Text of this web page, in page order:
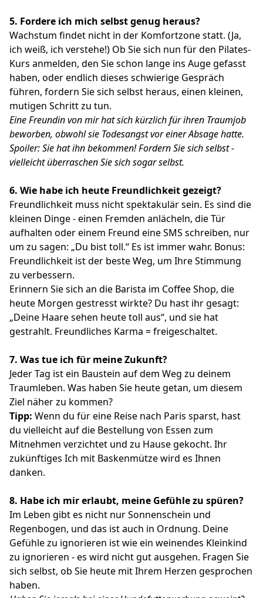
5. Fordere ich mich selbst genug heraus?
Wachstum findet nicht in der Komfortzone statt. (Ja,
ich weiß, ich verstehe!) Ob Sie sich nun für den Pilates-
Kurs anmelden, den Sie schon lange ins Auge gefasst
haben, oder endlich dieses schwierige Gespräch
führen, fordern Sie sich selbst heraus, einen kleinen,
mutigen Schritt zu tun.
Eine Freundin von mir hat sich kürzlich für ihren Traumjob
beworben, obwohl sie Todesangst vor einer Absage hatte.
Spoiler: Sie hat ihn bekommen!Fordern Sie sich selbst -
vielleicht überraschen Sie sich sogar selbst.
6. Wie habe ich heute Freundlichkeit gezeigt?
Freundlichkeit muss nicht spektakulär sein. Es sind die
kleinen Dinge - einen Fremden anlächeln, die Tür
aufhalten oder einem Freund eine SMS schreiben, nur
um zu sagen: „Du bist toll.“ Es ist immer wahr. Bonus:
Freundlichkeit ist der beste Weg, um Ihre Stimmung
zu verbessern.
Erinnern Sie sich an die Barista im Coffee Shop, die
heute Morgen gestresst wirkte? Du hast ihr gesagt:
„Deine Haare sehen heute toll aus“, und sie hat
gestrahlt. Freundliches Karma = freigeschaltet.
7. Was tue ich für meine Zukunft?
Jeder Tag ist ein Baustein auf dem Weg zu deinem
Traumleben. Was haben Sie heute getan, um diesem
Ziel näher zu kommen?
Tipp: Wenn du für eine Reise nach Paris sparst, hast
du vielleicht auf die Bestellung von Essen zum
Mitnehmen verzichtet und zu Hause gekocht. Ihr
zukünftiges Ich mit Baskenmütze wird es Ihnen
danken.
8. Habe ich mir erlaubt, meine Gefühle zu spüren?
Im Leben gibt es nicht nur Sonnenschein und
Regenbogen, und das ist auch in Ordnung. Deine
Gefühle zu ignorieren ist wie ein weinendes Kleinkind
zu ignorieren - es wird nicht gut ausgehen. Fragen Sie
sich selbst, ob Sie heute mit Ihrem Herzen gesprochen
haben.